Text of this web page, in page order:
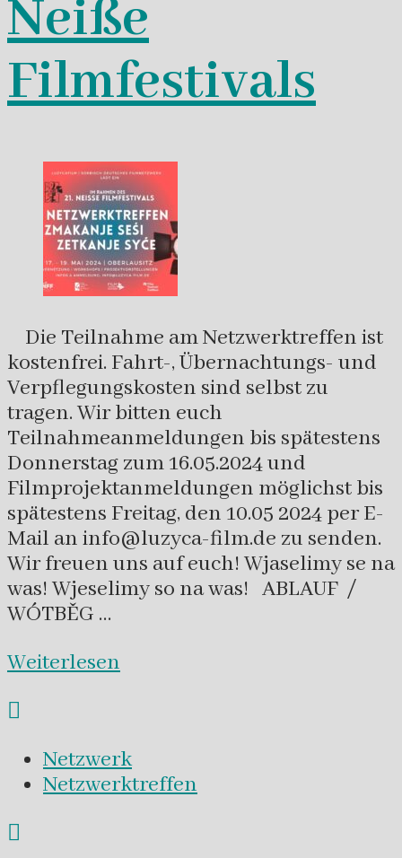
Neiße
Filmfestivals
Die Teilnahme am Netzwerktreffen ist
kostenfrei. Fahrt-, Übernachtungs- und
Verpflegungskosten sind selbst zu
tragen. Wir bitten euch
Teilnahmeanmeldungen bis spätestens
Donnerstag zum 16.05.2024 und
Filmprojektanmeldungen möglichst bis
spätestens Freitag, den 10.05 2024 per E-
Mail an info@luzyca-film.de zu senden.
Wir freuen uns auf euch! Wjaselimy se na
was! Wjeselimy so na was! ABLAUF /
WÓTBĚG …
Weiterlesen
Netzwerk
Netzwerktreffen